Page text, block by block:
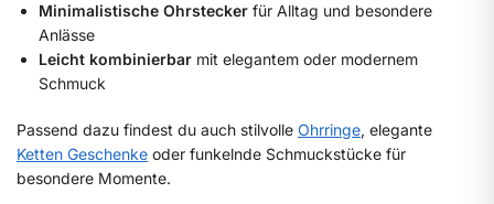
Minimalistische Ohrstecker für Alltag und besondere
Anlässe
Leicht kombinierbar mit elegantem oder modernem
Schmuck
Passend dazu findest du auch stilvolle Ohrringe, elegante
Ketten Geschenke oder funkelnde Schmuckstücke für
besondere Momente.